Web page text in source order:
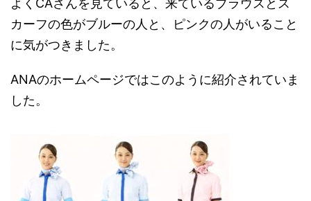
よくCAさんを見ていると、来ているブラウスとス
カーフの色がブルーの人と、ピンクの人がいること
に気がつきました。
ANAのホームページではこのように紹介されていま
した。